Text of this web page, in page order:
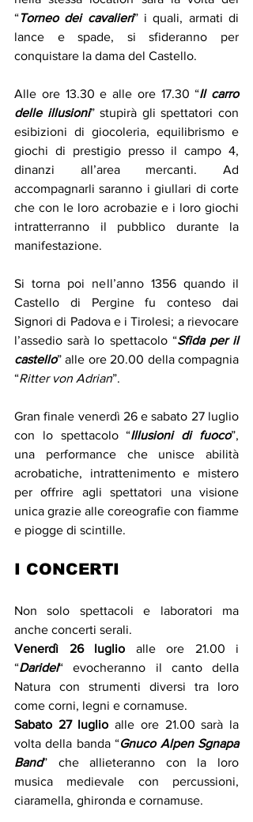
“Torneo dei cavalieri” i quali, armati di
lance e spade, si sfideranno per
conquistare la dama del Castello.
Alle ore 13.30 e alle ore 17.30 “Il carro
delle illusioni” stupirà gli spettatori con
esibizioni di giocoleria, equilibrismo e
giochi di prestigio presso il campo 4,
dinanzi all’area mercanti. Ad
accompagnarli saranno i giullari di corte
che con le loro acrobazie e i loro giochi
intratterranno il pubblico durante la
manifestazione.
Si torna poi nell’anno 1356 quando il
Castello di Pergine fu conteso dai
Signori di Padova e i Tirolesi; a rievocare
l’assedio sarà lo spettacolo “Sfida per il
castello” alle ore 20.00 della compagnia
“Ritter von Adrian”.
Gran finale venerdì 26 e sabato 27 luglio
con lo spettacolo “Illusioni di fuoco”,
una performance che unisce abilità
acrobatiche, intrattenimento e mistero
per offrire agli spettatori una visione
unica grazie alle coreografie con fiamme
e piogge di scintille.
I CONCERTI
Non solo spettacoli e laboratori ma
anche concerti serali.
Venerdì 26 luglio alle ore 21.00 i
“Daridel“ evocheranno il canto della
Natura con strumenti diversi tra loro
come corni, legni e cornamuse.
Sabato 27 luglio alle ore 21.00 sarà la
volta della banda “Gnuco Alpen Sgnapa
Band” che allieteranno con la loro
musica medievale con percussioni,
ciaramella, ghironda e cornamuse.